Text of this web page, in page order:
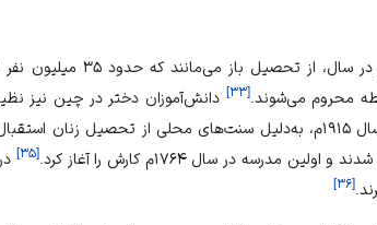
بر اساس برآوردهای یونیسف، بیش از ۱۲۰
[۳۳] دانش‌آموزان دختر در چین نیز
در سال ۱۷۶۴م کارش را آغاز کرد.
[۳۵]
[۳۶]